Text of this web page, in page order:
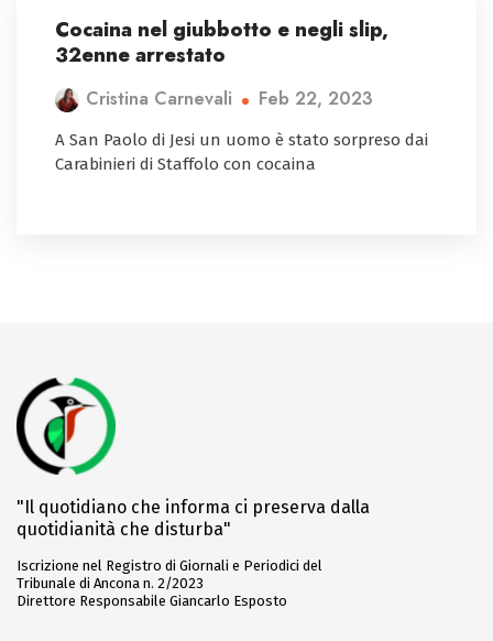
Cocaina nel giubbotto e negli slip,
32enne arrestato
Cristina Carnevali Feb 22, 2023
A San Paolo di Jesi un uomo è stato sorpreso dai
Carabinieri di Staffolo con cocaina
"Il quotidiano che informa ci preserva dalla
quotidianità che disturba"
Iscrizione nel Registro di Giornali e Periodici del
Tribunale di Ancona n. 2/2023
Direttore Responsabile Giancarlo Esposto